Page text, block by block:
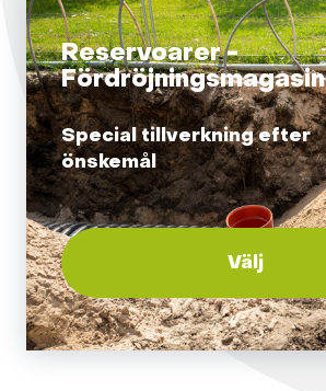
Reservoarer -
Fördröjningsmagasin
Special tillverkning efter
önskemål
Välj